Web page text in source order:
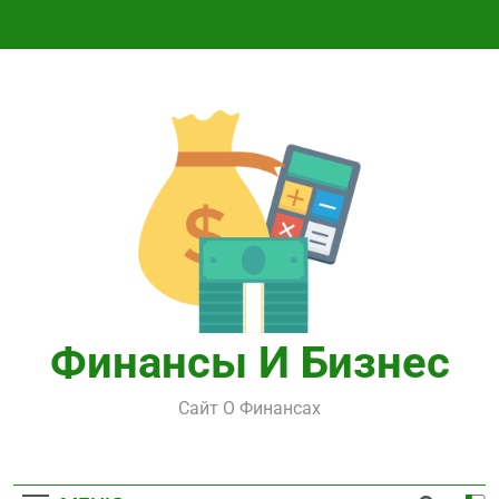
Финансы И Бизнес
Сайт О Финансах